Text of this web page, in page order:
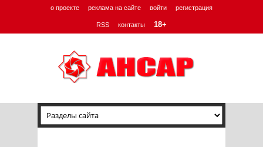
о проекте реклама на сайте войти регистрация
RSS контакты 18+